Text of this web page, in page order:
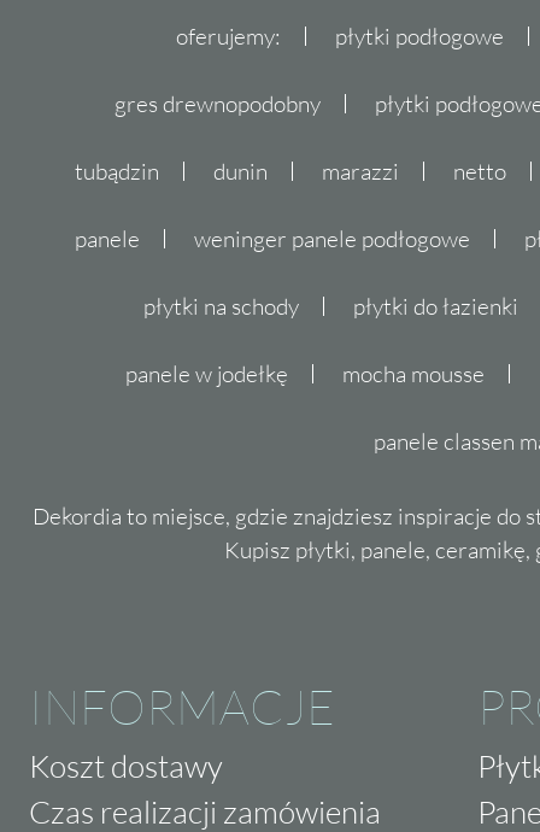
oferujemy: płytki podłogowe
gres drewnopodobny płytki
tubądzin dunin marazzi netto
panele weninger panele podłogowe
płytki na schody płytki do łazienki
panele w jodełkę mocha mousse
panele classen
Dekordia to miejsce, gdzie znajdziesz inspiracje do
Kupisz płytki, panele,
INFORMACJE
Koszt dostawy
Czas realizacji zamówienia